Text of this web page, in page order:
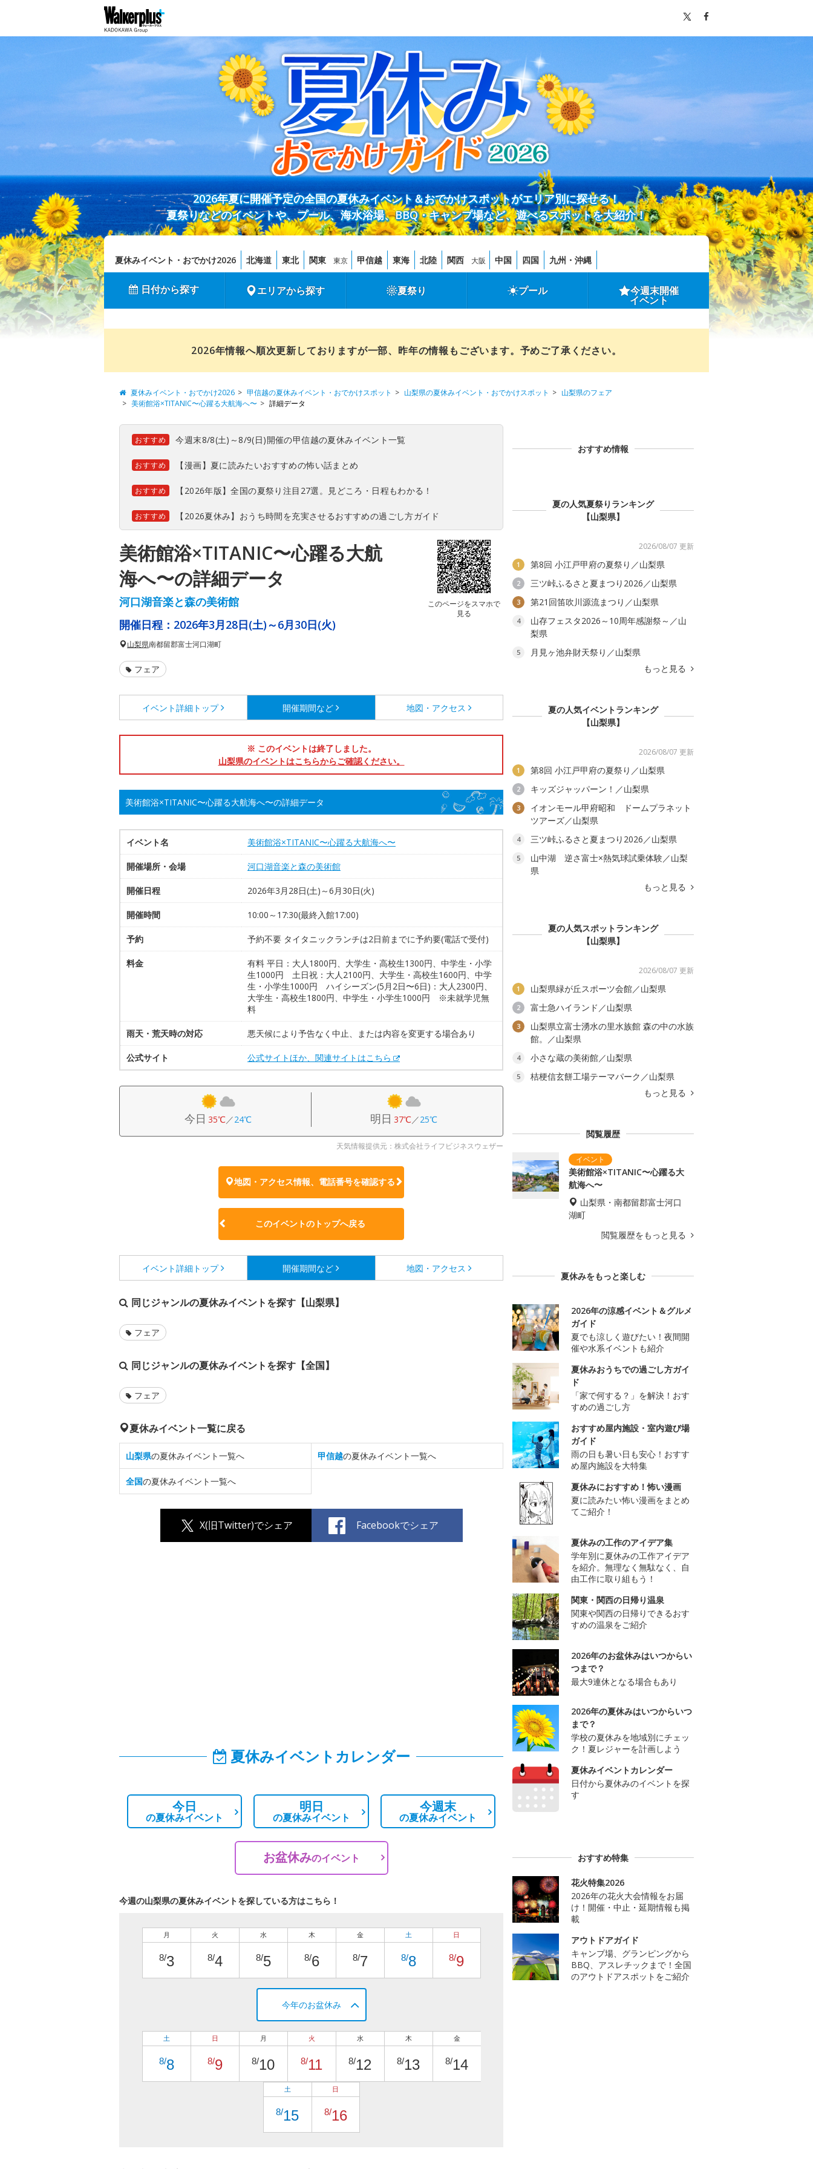
2026年夏に開催予定の全国の夏休みイベント＆おでかけスポットがエリア別に探せる！
夏祭りなどのイベントや、プール、海水浴場、BBQ・キャンプ場など、遊べるスポットを大紹介！
夏休みイベント・おでかけ2026 北海道 東北 関東 東京 甲信越 東海 北陸 関西 大阪 中国 四国 九州・沖縄
日付から探す エリアから探す 夏祭り プール 今週末開催
イベント
2026年情報へ順次更新しておりますが一部、昨年の情報もございます。予めご了承ください。
夏休みイベント・おでかけ2026 甲信越の夏休みイベント・おでかけスポット 山梨県の夏休みイベント・おでかけスポット
山梨県のフェア
美術館浴×TITANIC〜心躍る大航海へ〜
詳細データ
おすすめ 今週末8/8(土)～8/9(日)開催の甲信越の夏休みイベント一覧
おすすめ 【漫画】夏に読みたいおすすめの怖い話まとめ
おすすめ 【2026年版】全国の夏祭り注目27選。見どころ・日程もわかる！
おすすめ 【2026夏休み】おうち時間を充実させるおすすめの過ごし方ガイド
美術館浴×TITANIC〜心躍る大航
海へ〜の詳細データ
河口湖音楽と森の美術館
このページをスマホで
見る
開催日程： 2026年3月28日(土)～6月30日(火)
山梨県南都留郡富士河口湖町
フェア
イベント詳細 トップ 開催期間など 地図・アクセス
※ このイベントは終了しました。
山梨県のイベントはこちらからご確認ください。
美術館浴×TITANIC〜心躍る大航海へ〜の詳細データ
イベント名 美術館浴×TITANIC〜心躍る大航海へ〜
開催場所・会場 河口湖音楽と森の美術館
開催日程 2026年3月28日(土)～6月30日(火)
開催時間 10:00～17:30(最終入館17:00)
予約 予約不要 タイタニックランチは2日前までに予約要(電話で受付)
料金
有料 平日：大人1800円、大学生・高校生1300円、中学生・小学
生1000円 土日祝：大人2100円、大学生・高校生1600円、中学
生・小学生1000円 ハイシーズン(5月2日〜6日)：大人2300円、
大学生・高校生1800円、中学生・小学生1000円 ※未就学児無
料
雨天・荒天時の対応 悪天候により予告なく中止、または内容を変更する場合あり
公式サイト 公式サイトほか、関連サイトはこちら
今日 35℃／24℃ 明日 37℃／25℃
天気情報提供元：株式会社ライフビジネスウェザー
地図・アクセス情報、電話番号を確認する
このイベントのトップへ戻る
イベント詳細 トップ 開催期間など 地図・アクセス
同じジャンルの夏休みイベントを探す【山梨県】
フェア
同じジャンルの夏休みイベントを探す【全国】
フェア
夏休みイベント一覧に戻る
山梨県の夏休みイベント一覧へ 甲信越の夏休みイベント一覧へ
全国の夏休みイベント一覧へ
X(旧Twitter)でシェア Facebookでシェア
夏休みイベントカレンダー
今日
の夏休みイベント
明日
の夏休みイベント
今週末
の夏休みイベント
お盆休みのイベント
今週の山梨県の夏休みイベントを探している方はこちら！
月
8/3
火
8/4
水
8/5
木
8/6
金
8/7
土
8/8
日
8/9
今年のお盆休み
土
8/8
日
8/9
月
8/10
火
8/11
水
8/12
木
8/13
金
8/14
土
8/15
日
8/16
おすすめ情報
夏の人気夏祭りランキング
【山梨県】
2026/08/07 更新
1 第8回 小江戸甲府の夏祭り／山梨県
2 三ツ峠ふるさと夏まつり2026／山梨県
3 第21回笛吹川源流まつり／山梨県
4
山存フェスタ2026～10周年感謝祭～／山
梨県
5
月見ヶ池弁財天祭り／山梨県
もっと見る
夏の人気イベントランキング
【山梨県】
2026/08/07 更新
1 第8回 小江戸甲府の夏祭り／山梨県
2 キッズジャッパーン！／山梨県
3
イオンモール甲府昭和 ドームプラネット
ツアーズ／山梨県
4 三ツ峠ふるさと夏まつり2026／山梨県
5
山中湖 逆さ富士×熱気球試乗体験／山梨
県
もっと見る
夏の人気スポットランキング
【山梨県】
2026/08/07 更新
1 山梨県緑が丘スポーツ会館／山梨県
2 富士急ハイランド／山梨県
3
山梨県立富士湧水の里水族館 森の中の水族
館。／山梨県
4 小さな蔵の美術館／山梨県
5
桔梗信玄餅工場テーマパーク／山梨県
もっと見る
閲覧履歴
美術館浴×TITANIC〜心躍る大
航海へ〜
山梨県・南都留郡富士河口
湖町
閲覧履歴をもっと見る
夏休みをもっと楽しむ
2026年の涼感イベント＆グルメ
ガイド
夏でも涼しく遊びたい！夜間開
催や水系イベントも紹介
夏休みおうちでの過ごし方ガイ
ド
「家で何する？」を解決！おす
すめの過ごし方
おすすめ屋内施設・室内遊び場
ガイド
雨の日も暑い日も安心！おすす
め屋内施設を大特集
夏休みにおすすめ！怖い漫画
夏に読みたい怖い漫画をまとめ
てご紹介！
夏休みの工作のアイデア集
学年別に夏休みの工作アイデア
を紹介。無理なく無駄なく、自
由工作に取り組もう！
関東・関西の日帰り温泉
関東や関西の日帰りできるおす
すめの温泉をご紹介
2026年のお盆休みはいつからい
つまで？
最大9連休となる場合もあり
2026年の夏休みはいつからいつ
まで？
学校の夏休みを地域別にチェッ
ク！夏レジャーを計画しよう
夏休みイベントカレンダー
日付から夏休みのイベントを探
す
おすすめ特集
花火特集2026
2026年の花火大会情報をお届
け！開催・中止・延期情報も掲
載
アウトドアガイド
キャンプ場、グランピングから
BBQ、アスレチックまで！全国
のアウトドアスポットをご紹介